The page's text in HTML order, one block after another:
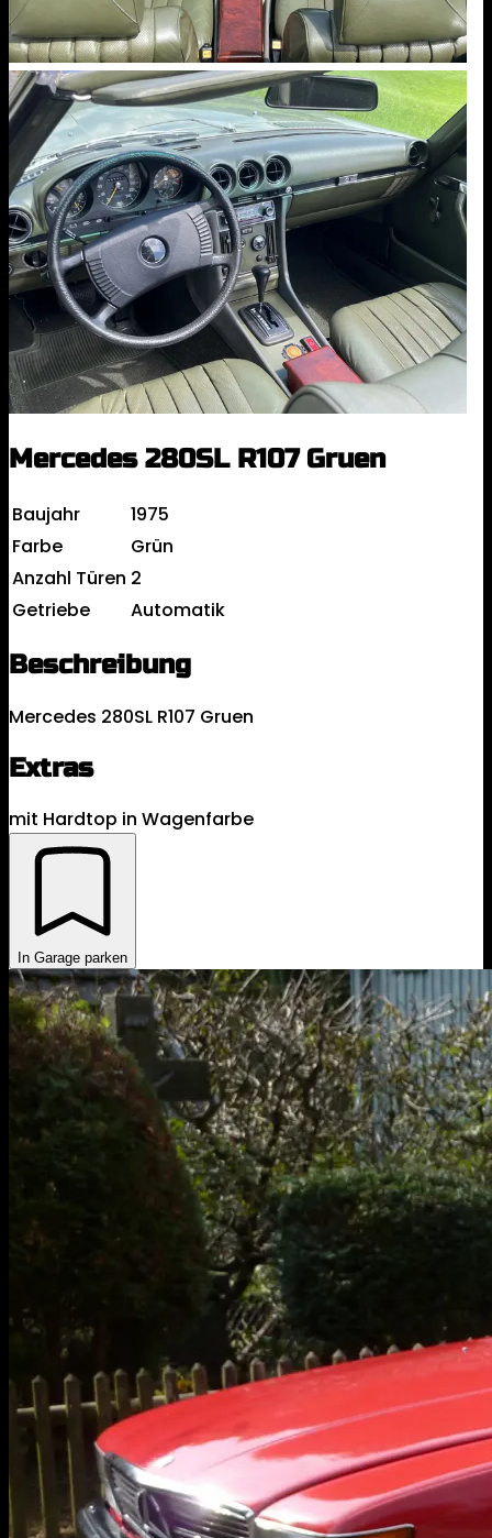
Mercedes 280SL R107 Gruen
Baujahr
1975
Farbe
Grün
Anzahl Türen 2
Getriebe
Automatik
Beschreibung
Mercedes 280SL R107 Gruen
Extras
mit Hardtop in Wagenfarbe
In Garage parken